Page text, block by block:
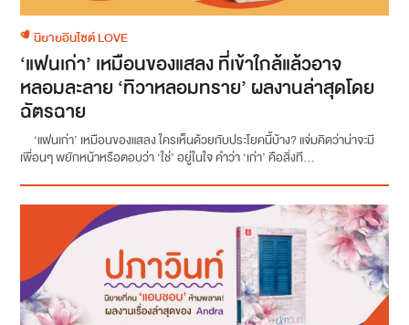
นิยายอินไซต์ LOVE
‘แฟนเก่า’ เหมือนของแสลง ที่เข้าใกล้แล้วอาจ
หลอมละลาย ‘ทิวาหลอมทราย’ ผลงานล่าสุดโดย
ฉัตรฉาย
‘แฟนเก่า’ เหมือนของแสลง ใครเห็นด้วยกับประโยคนี้บ้าง? แจ่มคิดว่าน่าจะมี
เพื่อนๆ พยักหน้าหรือตอบว่า ‘ใช่’ อยู่ในใจ คำว่า ‘เก่า’ คือสิ่งที...